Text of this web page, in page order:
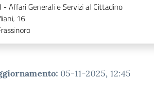
- Affari Generali e Servizi al Cittadino
16
: 05-11-2025, 12:45